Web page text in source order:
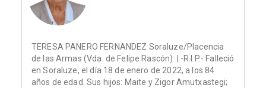
TERESA PANERO FERNANDEZ Soraluze/Placencia
de las Armas (Vda. de Felipe Rascón) | -R.I.P.- Falleció
en Soraluze, el día 18 de enero de 2022, a los 84
años de edad. Sus hijos: Maite y Zigor Amutxastegi;